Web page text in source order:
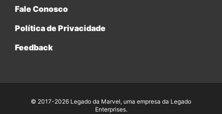
Fale Conosco
Política de Privacidade
Feedback
© 2017-2026 Legado da Marvel, uma empresa da Legado
Enterprises.